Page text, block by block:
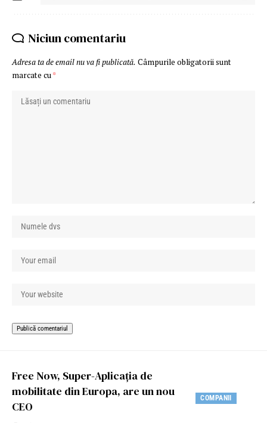
Niciun comentariu
Adresa ta de email nu va fi publicată. Câmpurile obligatorii sunt
marcate cu*
COMPANII
Free Now, Super-Aplicația de
mobilitate din Europa, are un nou
CEO